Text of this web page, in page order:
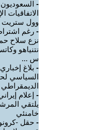
-
الاتفاقيات
وول ستريت
- رغم
نزع سلاح
نتنياهو
س ...
- بلاغ
السياسي
الديمقراطي
- إعلام
يلتقي
خامنئي
- حقل -